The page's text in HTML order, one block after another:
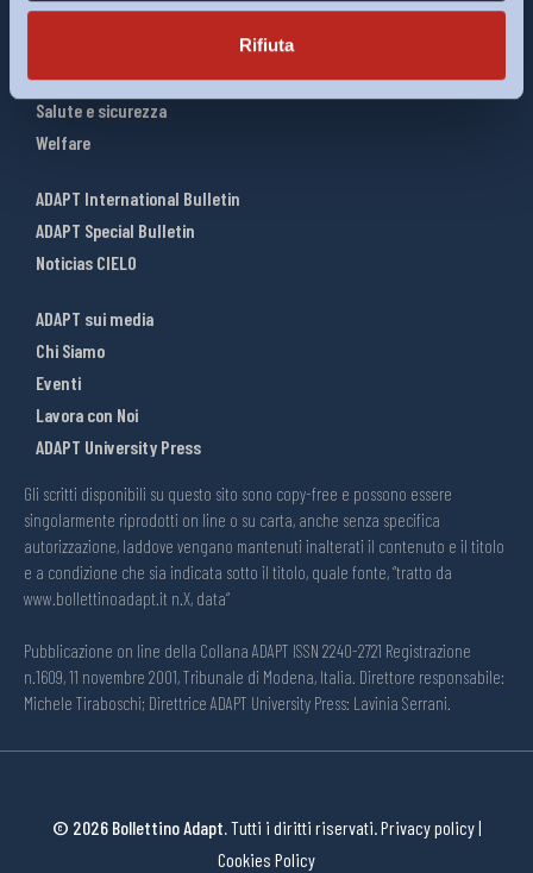
Rifiuta
Riforme del lavoro
Relazioni industriali
Salute e sicurezza
Welfare
ADAPT International Bulletin
ADAPT Special Bulletin
Noticias CIELO
ADAPT sui media
Chi Siamo
Eventi
Lavora con Noi
ADAPT University Press
Gli scritti disponibili su questo sito sono copy-free e possono essere
singolarmente riprodotti on line o su carta, anche senza specifica
autorizzazione, laddove vengano mantenuti inalterati il contenuto e il titolo
e a condizione che sia indicata sotto il titolo, quale fonte, “tratto da
www.bollettinoadapt.it n.X, data“
Pubblicazione on line della Collana ADAPT ISSN 2240-2721 Registrazione
n.1609, 11 novembre 2001, Tribunale di Modena, Italia. Direttore responsabile:
Michele Tiraboschi; Direttrice ADAPT University Press: Lavinia Serrani.
© 2026 Bollettino Adapt.Tutti i diritti riservati.Privacy policy|
Cookies Policy